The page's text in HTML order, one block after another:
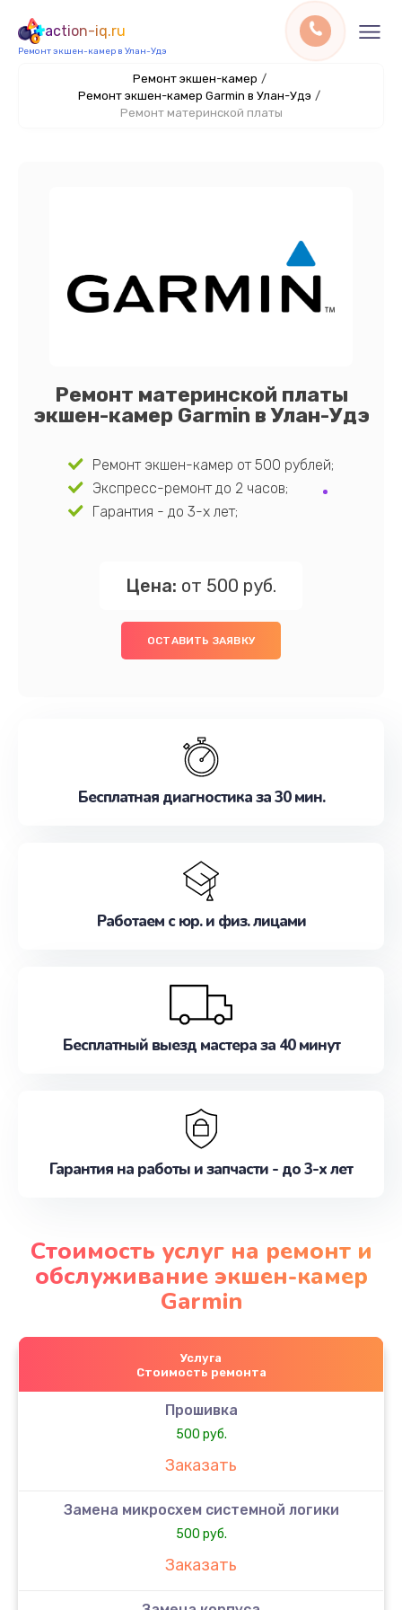
action-iq.ru
Ремонт экшен-камер в Улан-Удэ
Ремонт экшен-камер /
Ремонт экшен-камер Garmin в Улан-Удэ /
Ремонт материнской платы
Ремонт материнской платы
экшен-камер Garmin в Улан-Удэ
Ремонт экшен-камер от 500 рублей;
Экспресс-ремонт до 2 часов;
Гарантия - до 3-х лет;
Цена: от 500 руб.
ОСТАВИТЬ ЗАЯВКУ
Бесплатная диагностика за 30 мин.
Работаем с юр. и физ. лицами
Бесплатный выезд мастера за 40 минут
Гарантия на работы и запчасти - до 3-х лет
Стоимость услуг на ремонт и
обслуживание экшен-камер
Garmin
Услуга
Стоимость ремонта
Прошивка
500 руб.
Заказать
Замена микросхем системной логики
500 руб.
Заказать